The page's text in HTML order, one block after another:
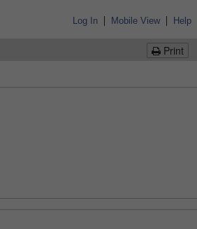
Log In | Mobile View | Help
Print